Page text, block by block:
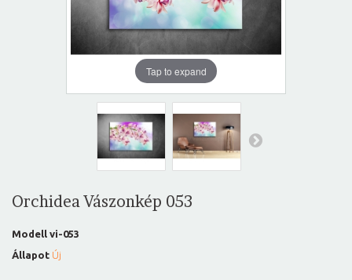
Tap to expand
Orchidea Vászonkép 053
Modell vi-053
Állapot Új